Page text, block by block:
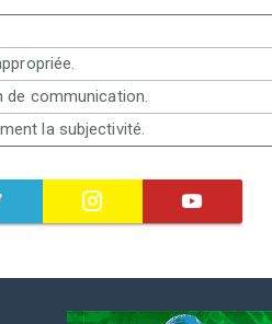
communication.
la subjectivité.